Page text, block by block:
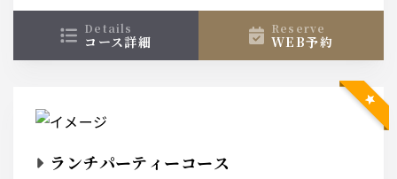
相性もボリュームも大満足なプランです。
details
コース詳細
reserve
WEB予約
ランチパーティーコース